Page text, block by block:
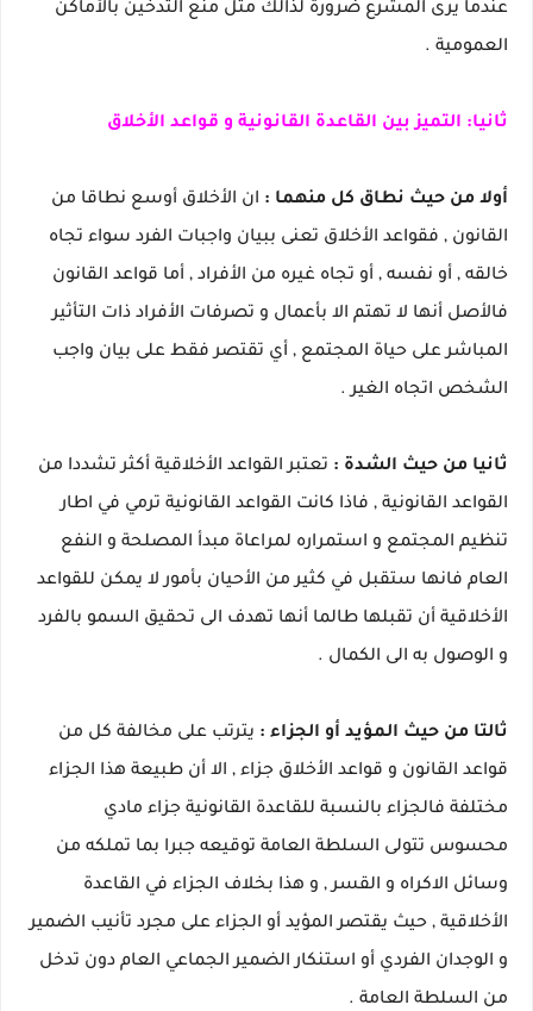
عندما يرى المشرع ضرورة لذالك مثل منع التدخين بالأماكن
العمومية .
ثانيا: التميز بين القاعدة القانونية و قواعد الأخلاق
أولا من حيث نطاق كل منهما : ان الأخلاق أوسع نطاقا من
القانون , فقواعد الأخلاق تعنى ببيان واجبات الفرد سواء تجاه
خالقه , أو نفسه , أو تجاه غيره من الأفراد , أما قواعد القانون
فالأصل أنها لا تهتم الا بأعمال و تصرفات الأفراد ذات التأثير
المباشر على حياة المجتمع , أي تقتصر فقط على بيان واجب
الشخص اتجاه الغير .
ثانيا من حيث الشدة : تعتبر القواعد الأخلاقية أكثر تشددا من
القواعد القانونية , فاذا كانت القواعد القانونية ترمي في اطار
تنظيم المجتمع و استمراره لمراعاة مبدأ المصلحة و النفع
العام فانها ستقبل في كثير من الأحيان بأمور لا يمكن للقواعد
الأخلاقية أن تقبلها طالما أنها تهدف الى تحقيق السمو بالفرد
و الوصول به الى الكمال .
ثالتا من حيث المؤيد أو الجزاء : يترتب على مخالفة كل من
قواعد القانون و قواعد الأخلاق جزاء , الا أن طبيعة هذا الجزاء
مختلفة فالجزاء بالنسبة للقاعدة القانونية جزاء مادي
محسوس تتولى السلطة العامة توقيعه جبرا بما تملكه من
وسائل الاكراه و القسر , و هذا بخلاف الجزاء في القاعدة
الأخلاقية , حيث يقتصر المؤيد أو الجزاء على مجرد تأنيب الضمير
و الوجدان الفردي أو استنكار الضمير الجماعي العام دون تدخل
من السلطة العامة .